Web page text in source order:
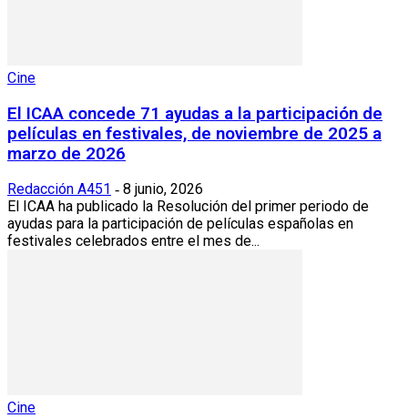
Cine
El ICAA concede 71 ayudas a la participación de
películas en festivales, de noviembre de 2025 a
marzo de 2026
Redacción A451 - 8 junio, 2026
El ICAA ha publicado la Resolución del primer periodo de
ayudas para la participación de películas españolas en
festivales celebrados entre el mes de...
Cine